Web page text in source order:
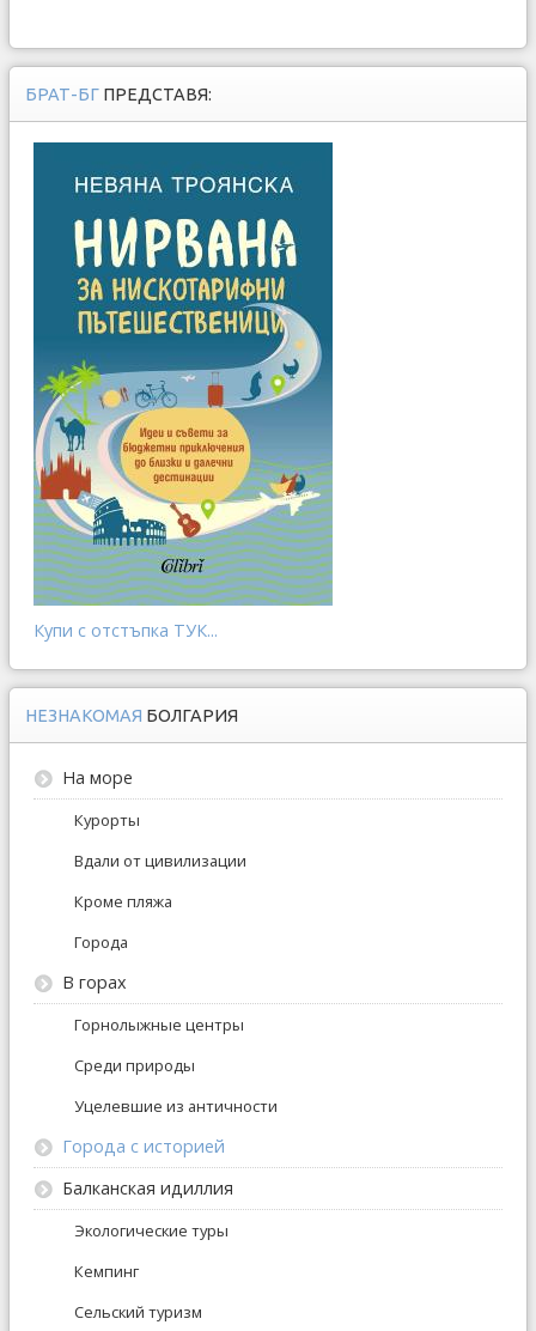
БРАТ-БГ ПРЕДСТАВЯ:
Купи с отстъпка ТУК...
НЕЗНАКОМАЯ БОЛГАРИЯ
На море
Курорты
Вдали от цивилизации
Кроме пляжа
Города
В горах
Горнолыжные центры
Среди природы
Уцелевшие из античности
Города с историей
Балканская идиллия
Экологические туры
Кемпинг
Сельский туризм